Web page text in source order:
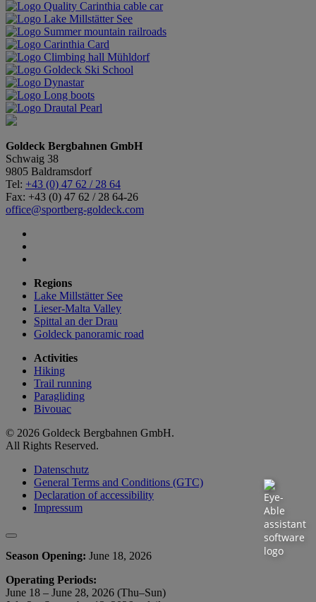
Goldeck Bergbahnen GmbH
Schwaig 38
9805 Baldramsdorf
Tel: +43 (0) 47 62 / 28 64
Fax: +43 (0) 47 62 / 28 64-26
office@sportberg-goldeck.com
Regions
Lake Millstätter See
Lieser-Malta Valley
Spittal an der Drau
Goldeck panoramic road
Activities
Hiking
Trail running
Paragliding
Bivouac
© 2026 Goldeck Bergbahnen GmbH.
All Rights Reserved.
Datenschutz
General Terms and Conditions (GTC)
Declaration of accessibility
Impressum
Season Opening: June 18, 2026
Operating Periods:
June 18 – June 28, 2026 (Thu–Sun)